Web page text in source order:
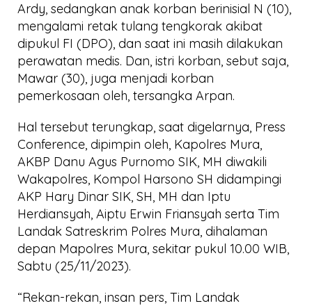
Ardy, sedangkan anak korban berinisial N (10),
mengalami retak tulang tengkorak akibat
dipukul FI (DPO), dan saat ini masih dilakukan
perawatan medis. Dan, istri korban, sebut saja,
Mawar (30), juga menjadi korban
pemerkosaan oleh, tersangka Arpan.
Hal tersebut terungkap, saat digelarnya, Press
Conference, dipimpin oleh, Kapolres Mura,
AKBP Danu Agus Purnomo SIK, MH diwakili
Wakapolres, Kompol Harsono SH didampingi
AKP Hary Dinar SIK, SH, MH dan Iptu
Herdiansyah, Aiptu Erwin Friansyah serta Tim
Landak Satreskrim Polres Mura, dihalaman
depan Mapolres Mura, sekitar pukul 10.00 WIB,
Sabtu (25/11/2023).
“Rekan-rekan, insan pers, Tim Landak